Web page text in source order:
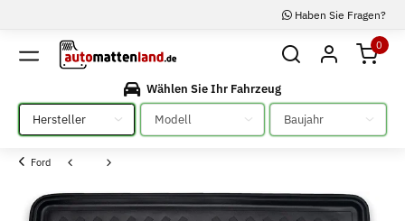
Haben Sie Fragen?
0
Wählen Sie Ihr Fahrzeug
Bitte auswählen
Bitte auswählen Bitte auswählen
Ford